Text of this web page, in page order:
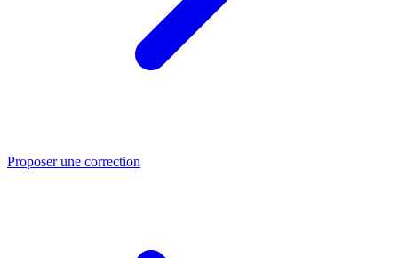
Proposer une correction